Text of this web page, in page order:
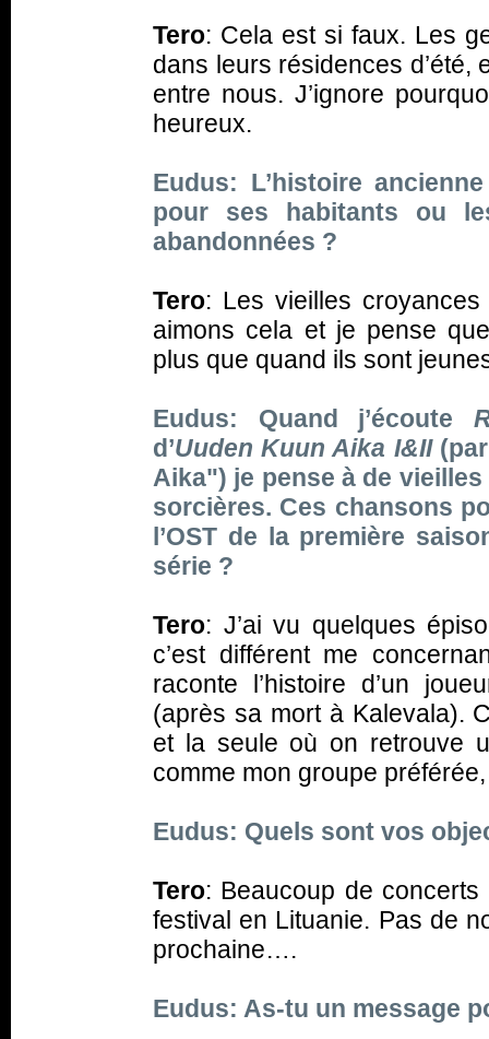
Tero: Cela est si faux. Les
dans leurs résidences d’été,
entre nous. J’ignore
heureux.
Eudus: L’histoire
pour ses habitants ou
abandonnées ?
Tero: Les vieilles
aimons cela et je pense
plus que quand ils sont
Eudus: Quand j’écoute
d’Uuden Kuun Aika I&II(par
Aika") je pense à de
sorcières. Ces chansons
l’OST de la première
série ?
Tero: J’ai vu quelques
c’est différent me
raconte l’histoire d’un
(après sa mort à Kalevala).
et la seule où on retrouve
comme mon groupe
Eudus: Quels sont vos
Tero: Beaucoup de
festival en Lituanie. Pas de
prochaine….
Eudus: As-tu un message